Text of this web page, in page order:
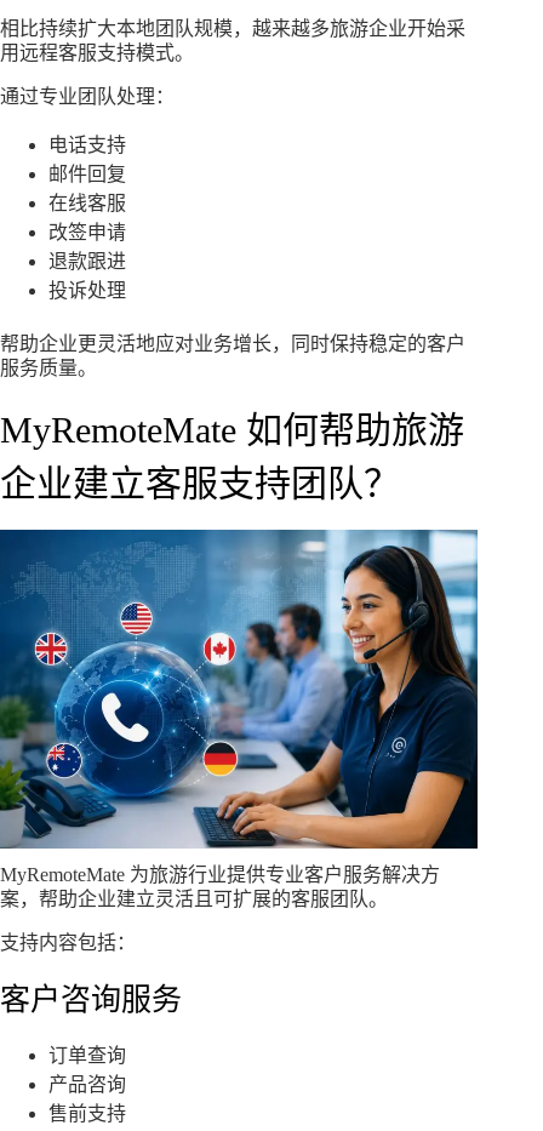
相比持续扩大本地团队规模，越来越多旅游企业开始采
用远程客服支持模式。
通过专业团队处理：
电话支持
邮件回复
在线客服
改签申请
退款跟进
投诉处理
帮助企业更灵活地应对业务增长，同时保持稳定的客户
服务质量。
MyRemoteMate 如何帮助旅游
企业建立客服支持团队？
MyRemoteMate 为旅游行业提供专业客户服务解决方
案，帮助企业建立灵活且可扩展的客服团队。
支持内容包括：
客户咨询服务
订单查询
产品咨询
售前支持